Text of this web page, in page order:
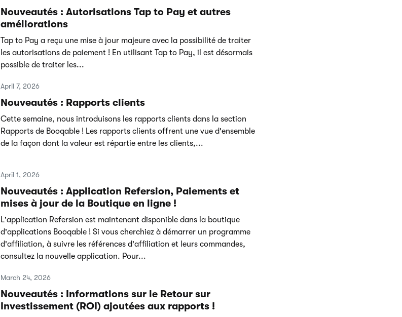
Nouveautés : Autorisations Tap to Pay et autres
améliorations
Tap to Pay a reçu une mise à jour majeure avec la possibilité de traiter
les autorisations de paiement ! En utilisant Tap to Pay, il est désormais
possible de traiter les...
April 7, 2026
Nouveautés : Rapports clients
Cette semaine, nous introduisons les rapports clients dans la section
Rapports de Booqable ! Les rapports clients offrent une vue d'ensemble
de la façon dont la valeur est répartie entre les clients,...
April 1, 2026
Nouveautés : Application Refersion, Paiements et
mises à jour de la Boutique en ligne !
L'application Refersion est maintenant disponible dans la boutique
d'applications Booqable ! Si vous cherchiez à démarrer un programme
d'affiliation, à suivre les références d'affiliation et leurs commandes,
consultez la nouvelle application. Pour...
March 24, 2026
Nouveautés : Informations sur le Retour sur
Investissement (ROI) ajoutées aux rapports !